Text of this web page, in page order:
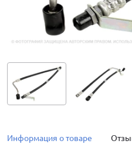
Информация о товаре